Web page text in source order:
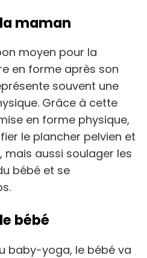
maman
moyen pour la
en forme après son
souvent une
Grâce à cette
en forme physique,
le plancher pelvien et
aussi soulager les
bébé et se
bébé
baby-yoga, le bébé va